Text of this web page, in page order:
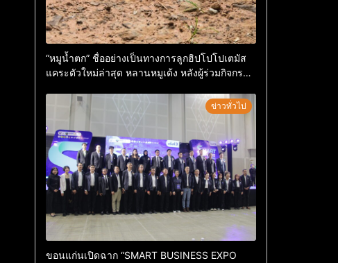
“หมูน้ำตก” ชื่ออย่างเป็นทางการลูกฮิปโปโปเตมัส
แคระตัวใหม่ล่าสุด หลานหมูเด้ง หลังผู้ร่วมกิจกรรม
ข่าวทั่วไป
ขอนแก่นเปิดฉาก “SMART BUSINESS EXPO